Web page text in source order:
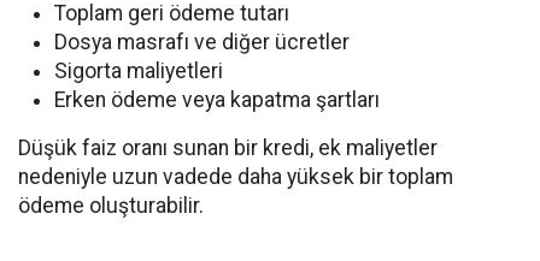
Toplam geri ödeme tutarı
Dosya masrafı ve diğer ücretler
Sigorta maliyetleri
Erken ödeme veya kapatma şartları
Düşük faiz oranı sunan bir kredi, ek maliyetler
nedeniyle uzun vadede daha yüksek bir toplam
ödeme oluşturabilir.